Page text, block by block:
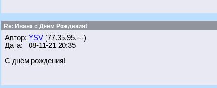
Re: Ивана с Днём Рождения!
Автор: YSV (77.35.95.---)
Дата: 08-11-21 20:35
С днём рождения!